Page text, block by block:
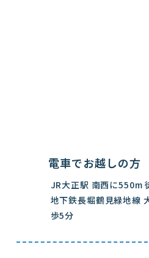
電車でお越しの方
JR大正駅 南西に550m
地下鉄長堀鶴見緑地線
歩5分